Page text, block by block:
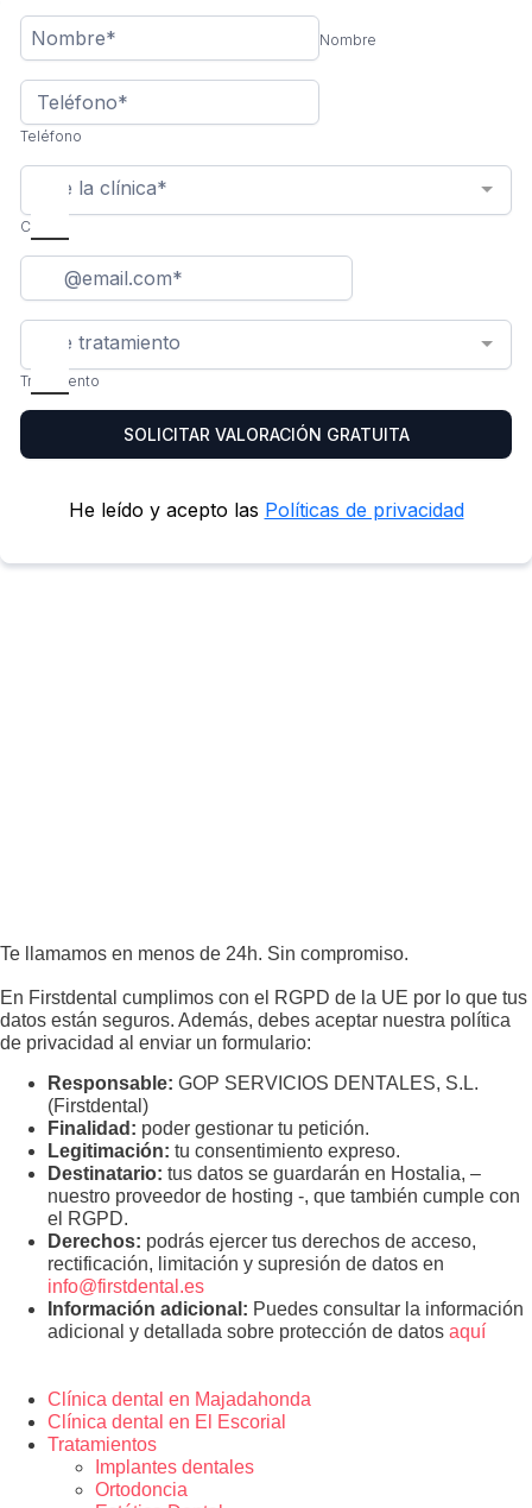
Te llamamos en menos de 24h. Sin compromiso.
En Firstdental cumplimos con el RGPD de la UE por lo que tus
datos están seguros. Además, debes aceptar nuestra política
de privacidad al enviar un formulario:
Responsable: GOP SERVICIOS DENTALES, S.L.
(Firstdental)
Finalidad: poder gestionar tu petición.
Legitimación: tu consentimiento expreso.
Destinatario: tus datos se guardarán en Hostalia, –
nuestro proveedor de hosting -, que también cumple con
el RGPD.
Derechos: podrás ejercer tus derechos de acceso,
rectificación, limitación y supresión de datos en
info@firstdental.es
Información adicional: Puedes consultar la información
adicional y detallada sobre protección de datos aquí
Clínica dental en Majadahonda
Clínica dental en El Escorial
Tratamientos
Implantes dentales
Ortodoncia